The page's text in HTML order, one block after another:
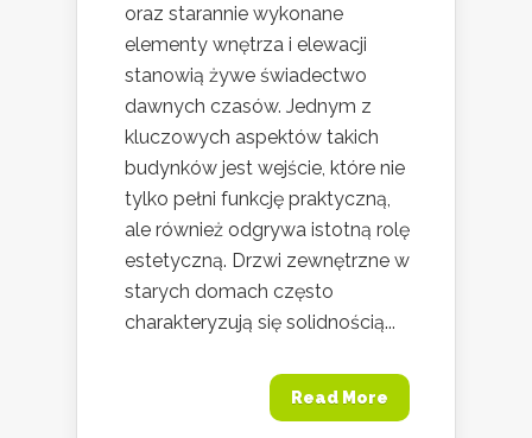
oraz starannie wykonane
elementy wnętrza i elewacji
stanowią żywe świadectwo
dawnych czasów. Jednym z
kluczowych aspektów takich
budynków jest wejście, które nie
tylko pełni funkcję praktyczną,
ale również odgrywa istotną rolę
estetyczną. Drzwi zewnętrzne w
starych domach często
charakteryzują się solidnością...
Read More